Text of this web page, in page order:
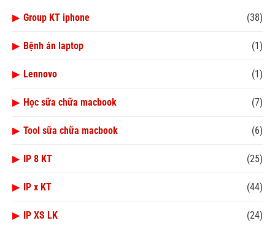
▶ Group KT iphone (38)
▶ Bệnh án laptop (1)
▶ Lennovo (1)
▶ Học sữa chữa macbook (7)
▶ Tool sữa chữa macbook (6)
▶ IP 8 KT (25)
▶ IP x KT (44)
▶ IP XS LK (24)